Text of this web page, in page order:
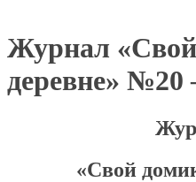
Журнал
деревне»
«Свой